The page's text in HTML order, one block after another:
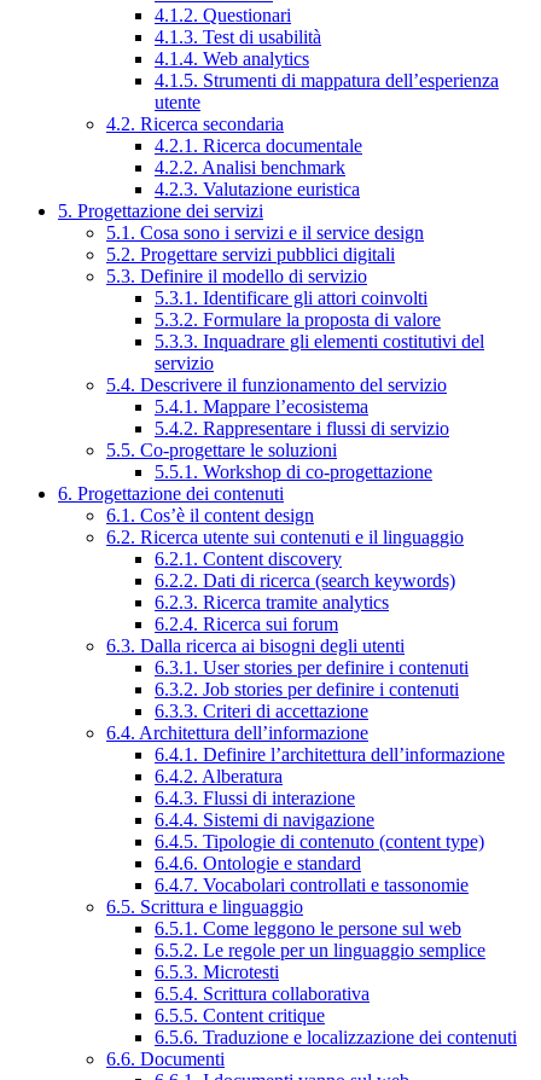
4.1.2. Questionari
4.1.3. Test di usabilità
4.1.4. Web analytics
4.1.5. Strumenti di mappatura dell’esperienza
utente
4.2. Ricerca secondaria
4.2.1. Ricerca documentale
4.2.2. Analisi benchmark
4.2.3. Valutazione euristica
5. Progettazione dei servizi
5.1. Cosa sono i servizi e il service design
5.2. Progettare servizi pubblici digitali
5.3. Definire il modello di servizio
5.3.1. Identificare gli attori coinvolti
5.3.2. Formulare la proposta di valore
5.3.3. Inquadrare gli elementi costitutivi del
servizio
5.4. Descrivere il funzionamento del servizio
5.4.1. Mappare l’ecosistema
5.4.2. Rappresentare i flussi di servizio
5.5. Co-progettare le soluzioni
5.5.1. Workshop di co-progettazione
6. Progettazione dei contenuti
6.1. Cos’è il content design
6.2. Ricerca utente sui contenuti e il linguaggio
6.2.1. Content discovery
6.2.2. Dati di ricerca (search keywords)
6.2.3. Ricerca tramite analytics
6.2.4. Ricerca sui forum
6.3. Dalla ricerca ai bisogni degli utenti
6.3.1. User stories per definire i contenuti
6.3.2. Job stories per definire i contenuti
6.3.3. Criteri di accettazione
6.4. Architettura dell’informazione
6.4.1. Definire l’architettura dell’informazione
6.4.2. Alberatura
6.4.3. Flussi di interazione
6.4.4. Sistemi di navigazione
6.4.5. Tipologie di contenuto (content type)
6.4.6. Ontologie e standard
6.4.7. Vocabolari controllati e tassonomie
6.5. Scrittura e linguaggio
6.5.1. Come leggono le persone sul web
6.5.2. Le regole per un linguaggio semplice
6.5.3. Microtesti
6.5.4. Scrittura collaborativa
6.5.5. Content critique
6.5.6. Traduzione e localizzazione dei contenuti
6.6. Documenti